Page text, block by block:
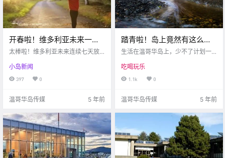
开春啦！维多利亚未来一周
将达到12度！天哪！DT竟然
太棒啦！维多利亚未来连续七天放
维多利亚DT竟然有鲸鱼出没...赞赞
赞！在家看电影也能吃到电影院的
小岛新闻
397 0
温哥华岛传媒 5 年前
踏青啦！岛上竟然有这么多
瀑布可以打卡！
生活在温哥华岛上，少不了计划一
冲浪或许有些冷，但是咱们可以到
山里欣赏泉水瀑布呀！今天小编就
吃喝玩乐
1.1k 0
温哥华岛传媒 5 年前